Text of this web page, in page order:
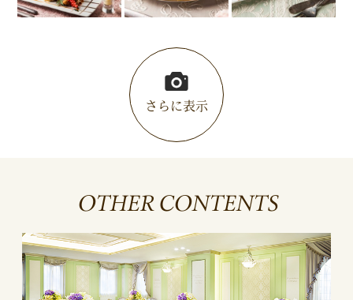
さらに表示
OTHER CONTENTS